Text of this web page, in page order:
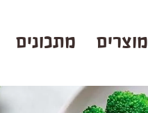
מוצרים מתכונים